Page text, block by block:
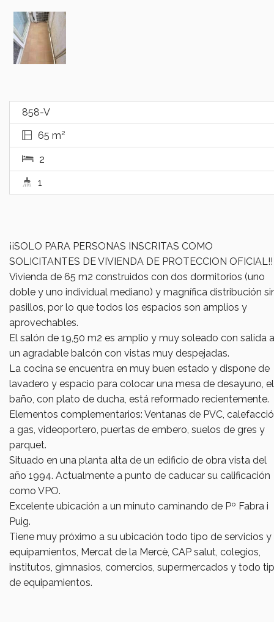
858-V
65 m2
2
1
¡¡SOLO PARA PERSONAS INSCRITAS COMO
SOLICITANTES DE VIVIENDA DE PROTECCION OFICIAL!!
Vivienda de 65 m2 construidos con dos dormitorios (uno
doble y uno individual mediano) y magnífica distribución
pasillos, por lo que todos los espacios son amplios y
aprovechables.
El salón de 19,50 m2 es amplio y muy soleado con salida a
un agradable balcón con vistas muy despejadas.
La cocina se encuentra en muy buen estado y dispone de
lavadero y espacio para colocar una mesa de desayuno, el
baño, con plato de ducha, está reformado recientemente.
Elementos complementarios: Ventanas de PVC,
a gas, videoportero, puertas de embero, suelos de gres y
parquet.
Situado en una planta alta de un edificio de obra vista del
año 1994. Actualmente a punto de caducar su calificación
como VPO.
Excelente ubicación a un minuto caminando de Pº Fabra i
Puig.
Tiene muy próximo a su ubicación todo tipo de servicios y
equipamientos, Mercat de la Mercè, CAP salut, colegios,
institutos, gimnasios, comercios, supermercados y todo
de equipamientos.